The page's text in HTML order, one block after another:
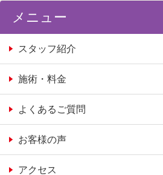
メニュー
スタッフ紹介
施術・料金
よくあるご質問
お客様の声
アクセス